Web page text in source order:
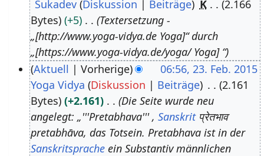
n
Sukadev Diskussion Beiträge K
2.166
Bytes
+5
Textersetzung -
„[http://www.yoga-vidya.de Yoga]“ durch
„[https://www.yoga-vidya.de/yoga/ Yoga] “
Aktuell Vorherige
06:56, 23. Feb. 2015
Yoga Vidya Diskussion Beiträge
2.161
Bytes
+2.161
Die Seite wurde neu
angelegt: „'''Pretabhava''' , Sanskritप्रेतभाव
pretabhāva, das Totsein. Pretabhava ist in der
Sanskritspracheein Substantiv männlichen